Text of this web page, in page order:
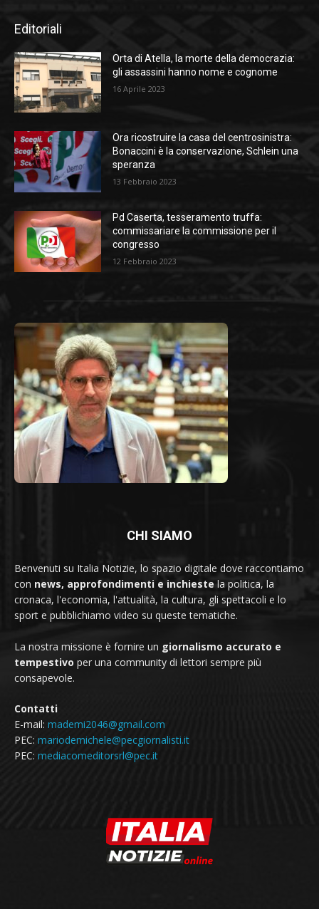
Editoriali
Orta di Atella, la morte della democrazia:
gli assassini hanno nome e cognome
16 Aprile 2023
Ora ricostruire la casa del centrosinistra:
Bonaccini è la conservazione, Schlein una
speranza
13 Febbraio 2023
Pd Caserta, tesseramento truffa:
commissariare la commissione per il
congresso
12 Febbraio 2023
CHI SIAMO
Benvenuti su Italia Notizie, lo spazio digitale dove raccontiamo
con news, approfondimenti e inchieste la politica, la
cronaca, l'economia, l'attualità, la cultura, gli spettacoli e lo
sport e pubblichiamo video su queste tematiche.
La nostra missione è fornire un giornalismo accurato e
tempestivo per una community di lettori sempre più
consapevole.
Contatti
E-mail: mademi2046@gmail.com
PEC: mariodemichele@pecgiornalisti.it
PEC: mediacomeditorsrl@pec.it